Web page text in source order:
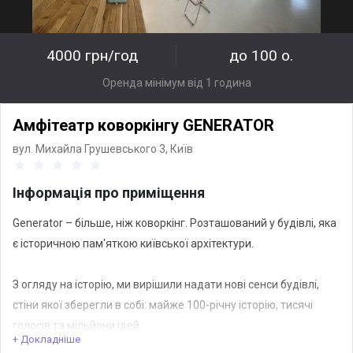
4000 грн/год до 100 о.
Оренда мінімум від 1 година
Амфітеатр коворкінгу GENERATOR
вул. Михайла Грушевського 3, Київ
Інформація про приміщення
Generator – більше, ніж коворкінг. Розташований у будівлі, яка
є історичною пам'яткою київської архітектури.
З огляду на історію, ми вирішили надати нові сенси будівлі,
стіни якої зберегли в собі: майже 100-річну історію, тисячі
голосів та мільйони ідей.
+ Докладніше